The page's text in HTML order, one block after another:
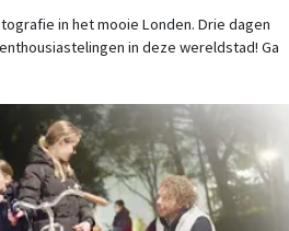
in het mooie Londen. Drie dagen
in deze wereldstad! Ga